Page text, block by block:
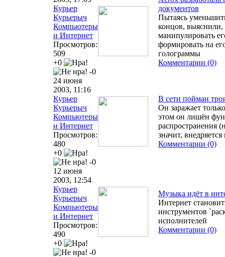
Курьер
Курьерыч
Компьютеры
и Интернет
Просмотров:
509
+0
-0
документов
Пытаясь
концов, выяснили,
манипулировать
формировать на
голограммы
Комментарии (0)
24 июня
2003, 11:16
Курьер
Курьерыч
Компьютеры
и Интернет
Просмотров:
480
+0
-0
В сети пойман
Он заражает
этом он лишён
распространения
значит,
Комментарии (0)
12 июня
2003, 12:54
Курьер
Курьерыч
Компьютеры
и Интернет
Просмотров:
490
+0
-0
Музыка идёт в
Интернет
инструментов
исполнителей
Комментарии (0)